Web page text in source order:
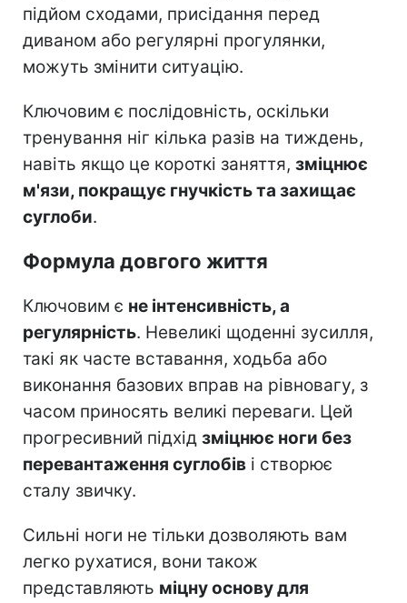
підйом сходами, присідання перед
диваном або регулярні прогулянки,
можуть змінити ситуацію.
Ключовим є послідовність, оскільки
тренування ніг кілька разів на тиждень,
навіть якщо це короткі заняття, зміцнює
м'язи, покращує гнучкість та захищає
суглоби.
Формула довгого життя
Ключовим є не інтенсивність, а
регулярність. Невеликі щоденні зусилля,
такі як часте вставання, ходьба або
виконання базових вправ на рівновагу, з
часом приносять великі переваги. Цей
прогресивний підхід зміцнює ноги без
перевантаження суглобів і створює
сталу звичку.
Сильні ноги не тільки дозволяють вам
легко рухатися, вони також
представляють міцну основу для